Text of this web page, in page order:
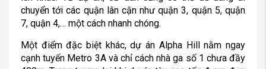
chuyển tới các quận lân cận như quận 3, quận 5, quận
7, quận 4,… một cách nhanh chóng.
Một điểm đặc biệt khác, dự án Alpha Hill nằm ngay
cạnh tuyến Metro 3A và chỉ cách nhà ga số 1 chưa đầy